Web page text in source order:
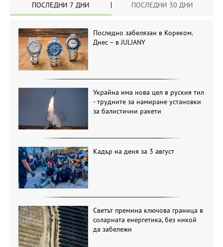
ПОСЛЕДНИ 7 ДНИ ПОСЛЕДНИ 30 ДНИ
Последно забелязан в Кореком.
Днес – в JULIANY
Украйна има нова цел в руския тил
- трудните за намиране установки
за балистични ракети
Кадър на деня за 3 август
Светът премина ключова граница в
соларната енергетика, без никой
да забележи